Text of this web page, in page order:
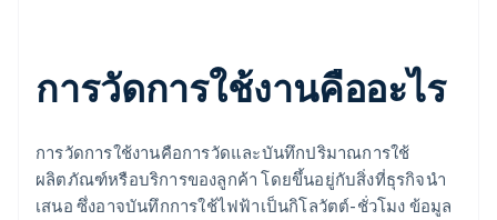
การวัดการใช้งานคืออะไร
การวัดการใช้งานคือการวัดและบันทึกปริมาณการใช้
ผลิตภัณฑ์หรือบริการของลูกค้า โดยขึ้นอยู่กับสิ่งที่ธุรกิจนำ
เสนอ ซึ่งอาจบันทึกการใช้ไฟฟ้าเป็นกิโลวัตต์-ชั่วโมง ข้อมูล